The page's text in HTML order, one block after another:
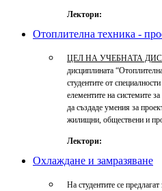
Лектори:
Отоплителна техника -
ЦЕЛ НА УЧЕБНАТА
дисциплината
студентите от
елементите на системите
да създаде умения за
жилищни, обществени и
Лектори:
Охлаждане и замразяване
На студентите се